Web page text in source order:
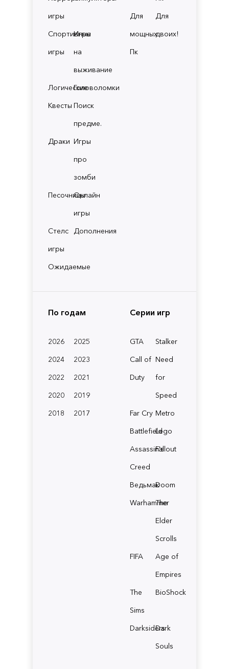
игры
Спортивные
игры
Игры
на
выживание
ЛогическиеГоловоломки
Квесты Поиск
предме.
Драки Игры
про
зомби
ПесочницыОнлайн
игры
Стелс
игры
Дополнения
Ожидаемые
Для
мощных
Пк
Для
двоих!
По годам
2026
2025
2024
2023
2022
2021
2020
2019
2018
2017
Серии игр
GTA
Stalker
Call of
Duty
Need
for
Speed
Far Cry Metro
BattlefieldLego
Assassin's
Creed
Fallout
ВедьмакDoom
Warhammer
The
Elder
Scrolls
FIFA
Age of
Empires
The
Sims
BioShock
Darksiders
Dark
Souls